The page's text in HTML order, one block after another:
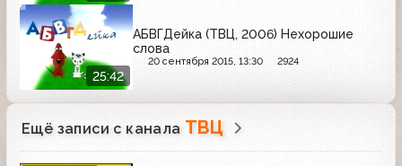
25:42
АБВГДейка (ТВЦ, 2006) Нехорошие
слова
20 сентября 2015, 13:30 2924
Ещё записи с канала ТВЦ